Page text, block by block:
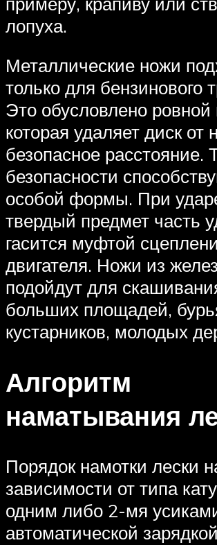
лопуха.
Металлические ножи
только для бензинового
Это обусловлено ровной
которая удаляет диск от
безопасное расстояние.
безопасности
особой формы. При
твердый предмет часть
гасится муфтой
двигателя. Ножи из
подойдут для
больших площадей,
кустарников, молодых
Алгоритм
наматывания
Порядок намотки лески
зависимости от типа
одним либо 2-мя
автоматической